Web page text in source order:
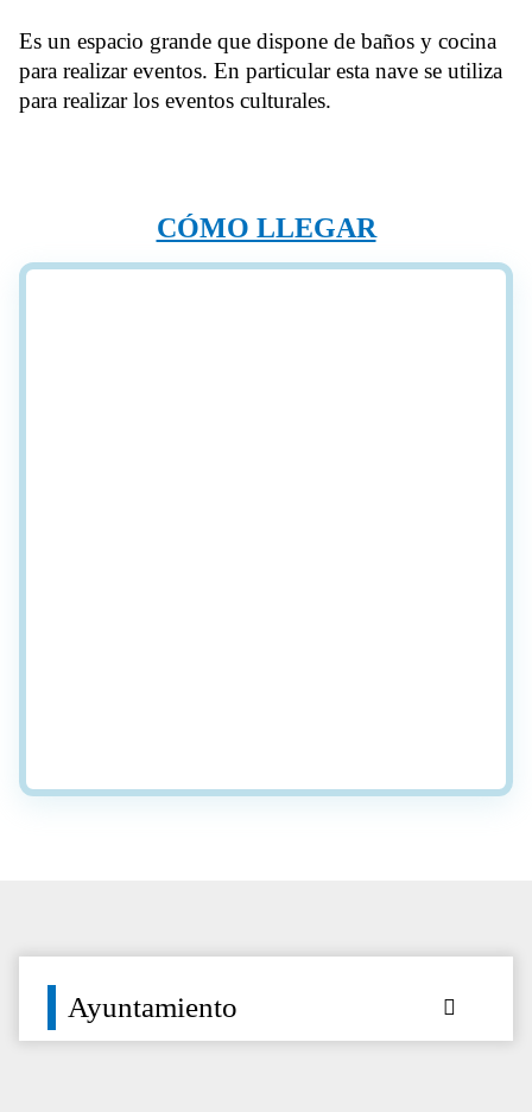
Es un espacio grande que dispone de baños y cocina
para realizar eventos. En particular esta nave se utiliza
para realizar los eventos culturales.
CÓMO LLEGAR
Ayuntamiento